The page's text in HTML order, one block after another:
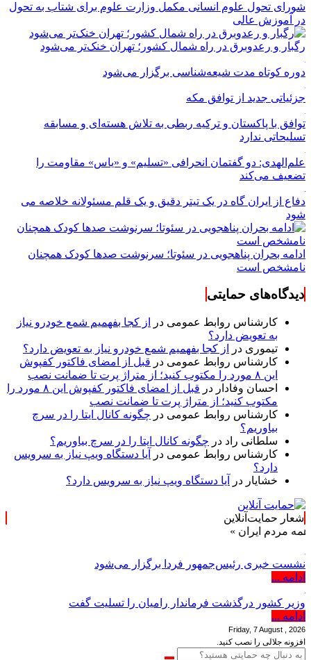
شورای تحول علوم انسانی مکمل وزارت علوم برای شتاب به تحول
در آموزش عالی
رگبار و رعدوبرق در راه شمال کشور؛ تهران خنک‌تر می‌شود
دوره کوتاه مدت شیعه‌شناسی برگزار می‌شود
جزئیاتی جدید از توافق مکه
توافق با پاکستان و ترکیه ربطی به تلاش هسته‌ای و مسابقه
تسلیحاتی ندارد
علم‌الهدی: دو گفتمان انحرافی «تسلیم» و «یاس» مقاومت را
تضعیف می‌کند
دفاع از ایران گاه در یک تیتر دقیق و یک قلم مسئولانه خلاصه می
شود
ادامه بحران پناهجویی در سئوتا؛ سرنوشت صدها کودک همچنان
نامشخص است
دیدگاه‌های حمایتی
کارشناس روابط عمومی در
از کجا بفهمیم شمع خودرو نیاز
به تعویض دارد؟
تیموری در
از کجا بفهمیم شمع خودرو نیاز به تعویض دارد؟
کارشناس روابط عمومی در قبل از امضای فاکتور کفپوش
این ۸ مورد را مکتوب کنید؛ از متراژ پرت تا ضمانت نصب
احسان وفادار در
قبل از امضای فاکتور کفپوش این ۸ مورد را
مکتوب کنید؛ از متراژ پرت تا ضمانت نصب
کارشناس روابط عمومی در چگونه کانال ایتا را در سرچ
بیاوریم؟
سلطانی راد در چگونه کانال ایتا را در سرچ بیاوریم؟
کارشناس روابط عمومی در
آیا دستگاه ویپ نیاز به سرویس
دارد؟
خشایار در آیا دستگاه ویپ نیاز به سرویس دارد؟
شعار حمایت‌آنلاین
ایران »
نشست خبری رئیس‌جمهور فردا برگزار می‌شود
ادامه ...
وزیر کشور درگذشت فرماندار رامیان را تسلیت گفت
ادامه ...
Friday, 7 August , 2026
افزونه جلالی را نصب کنید.